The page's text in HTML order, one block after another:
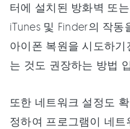
터에 설치된 방화벽 또
iTunes 및 Finder의 작
아이폰 복원을 시도하
는 것도 권장하는 방법
또한 네트워크 설정도
정하여 프로그램이 네